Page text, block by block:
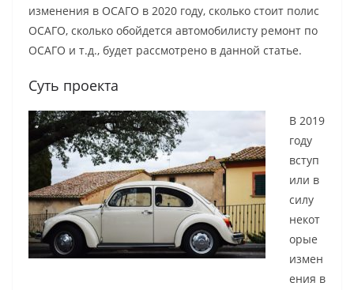
изменения в ОСАГО в 2020 году, сколько стоит полис
ОСАГО, сколько обойдется автомобилисту ремонт по
ОСАГО и т.д., будет рассмотрено в данной статье.
Суть проекта
В 2019
году
вступ
или в
силу
некот
орые
измен
ения в